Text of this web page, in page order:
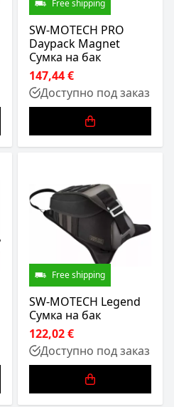
Free shipping
SW-MOTECH PRO
Daypack Magnet
Сумка на бак
147,44 €
Доступно под заказ
Free shipping
SW-MOTECH Legend
Сумка на бак
122,02 €
Доступно под заказ